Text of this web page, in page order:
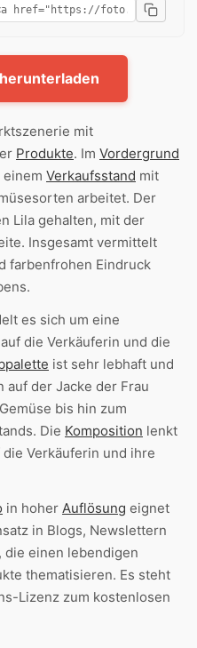
mit
Produkte. Im Vordergrund
einem Verkaufsstand mit
arbeitet. Der
Lila gehalten, mit der
Insgesamt vermittelt
farbenfrohen Eindruck
es sich um eine
die Verkäuferin und die
ist sehr lebhaft und
auf der Jacke der Frau
bis hin zum
Die Komposition lenkt
Verkäuferin und ihre
in hoher Auflösung eignet
in Blogs, Newslettern
einen lebendigen
thematisieren. Es steht
Lizenz zum kostenlosen